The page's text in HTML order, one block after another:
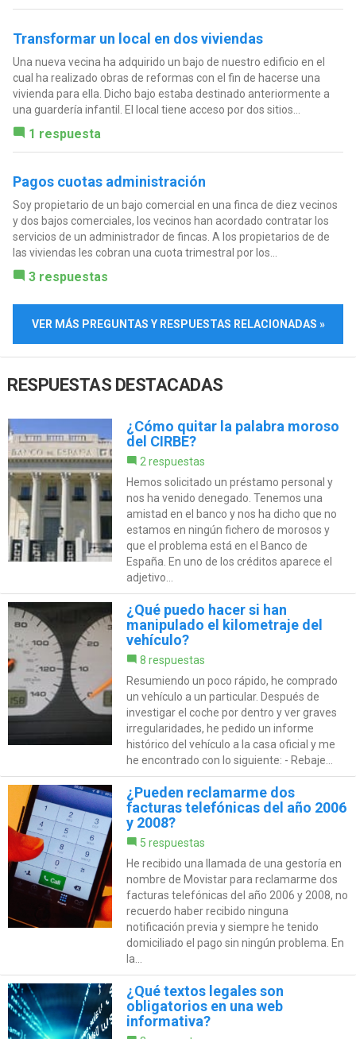
Transformar un local en dos viviendas
Una nueva vecina ha adquirido un bajo de nuestro edificio en el
cual ha realizado obras de reformas con el fin de hacerse una
vivienda para ella. Dicho bajo estaba destinado anteriormente a
una guardería infantil. El local tiene acceso por dos sitios...
1 respuesta
Pagos cuotas administración
Soy propietario de un bajo comercial en una finca de diez vecinos
y dos bajos comerciales, los vecinos han acordado contratar los
servicios de un administrador de fincas. A los propietarios de de
las viviendas les cobran una cuota trimestral por los...
3 respuestas
VER MÁS PREGUNTAS Y RESPUESTAS RELACIONADAS »
RESPUESTAS DESTACADAS
¿Cómo quitar la palabra moroso
del CIRBE?
2 respuestas
Hemos solicitado un préstamo personal y
nos ha venido denegado. Tenemos una
amistad en el banco y nos ha dicho que no
estamos en ningún fichero de morosos y
que el problema está en el Banco de
España. En uno de los créditos aparece el
adjetivo...
¿Qué puedo hacer si han
manipulado el kilometraje del
vehículo?
8 respuestas
Resumiendo un poco rápido, he comprado
un vehículo a un particular. Después de
investigar el coche por dentro y ver graves
irregularidades, he pedido un informe
histórico del vehículo a la casa oficial y me
he encontrado con lo siguiente: - Rebaje...
¿Pueden reclamarme dos
facturas telefónicas del año 2006
y 2008?
5 respuestas
He recibido una llamada de una gestoría en
nombre de Movistar para reclamarme dos
facturas telefónicas del año 2006 y 2008, no
recuerdo haber recibido ninguna
notificación previa y siempre he tenido
domiciliado el pago sin ningún problema. En
la...
¿Qué textos legales son
obligatorios en una web
informativa?